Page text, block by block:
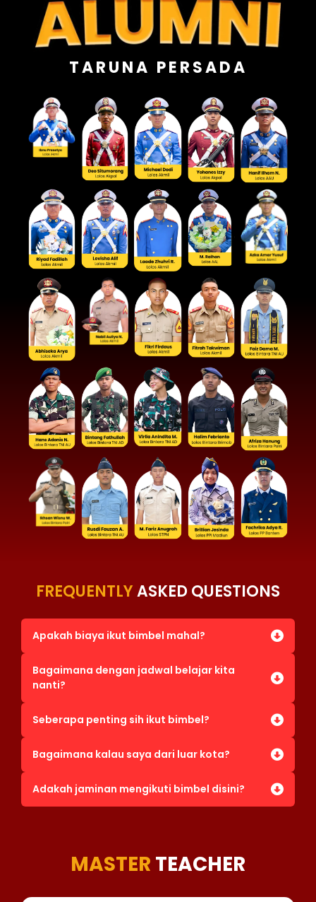
TARUNA PERSADA
FREQUENTLYASKED QUESTIONS
Apakah biaya ikut bimbel mahal?
Bagaimana dengan jadwal belajar kita
nanti?
Seberapa penting sih ikut bimbel?
Bagaimana kalau saya dari luar kota?
Adakah jaminan mengikuti bimbel disini?
MASTER TEACHER